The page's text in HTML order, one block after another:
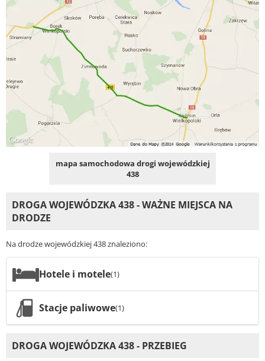
mapa samochodowa drogi wojewódzkiej
438
DROGA WOJEWÓDZKA 438 - WAŻNE MIEJSCA NA
DRODZE
Na drodze wojewódzkiej 438 znaleziono:
Hotele i motele(1)
Stacje paliwowe(1)
DROGA WOJEWÓDZKA 438 - PRZEBIEG